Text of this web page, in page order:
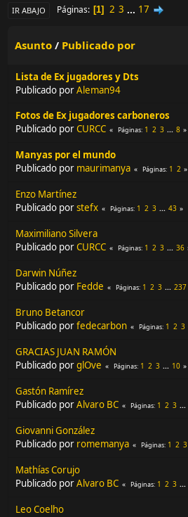
IR ABAJO Páginas 1 2 3 ... 17
Asunto / Publicado por
Lista de Ex jugadores y Dts
Publicado porAleman94
Fotos de Ex jugadores carboneros
Publicado porCURCC Páginas 1 2 3 ... 8
Manyas por el mundo
Publicado por maurimanya Páginas 1 2
Enzo Martínez
Publicado porstefx Páginas 1 2 3 ... 43
Maximiliano Silvera
Publicado porCURCC Páginas 1 2 3 ... 36
Darwin Núñez
Publicado por Fedde Páginas 1 2 3 ... 237
Bruno Betancor
Publicado porfedecarbon Páginas 1 2 3
GRACIAS JUAN RAMÓN
Publicado porglOve Páginas 1 2 3 ... 10
Gastón Ramírez
Publicado porAlvaro BC Páginas 1 2 3 ...
Giovanni González
Publicado por romemanya Páginas 1 2 3
Mathías Corujo
Publicado porAlvaro BC Páginas 1 2 3 ...
Leo Coelho